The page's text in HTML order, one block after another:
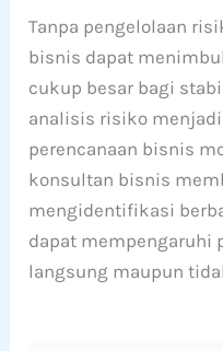
Tanpa pengelolaan
bisnis dapat
cukup besar bagi
analisis risiko
perencanaan bisnis
konsultan bisnis
mengidentifikasi
dapat mempengaruhi
langsung maupun